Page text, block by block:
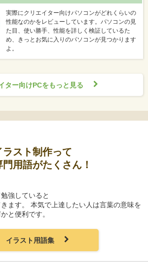
実際にクリエイター向けパソコンがどれくらいの
性能なのかをレビューしています。パソコンの見
た目、使い勝手、性能を詳しく検証しているた
め、きっとお気に入りのパソコンが見つかります
よ。
ター向けPCをもっと見る
ラスト制作って
門用語がたくさん！
強していると
ます。
本気で上達したい人は言葉の意味を
と便利です。
イラスト用語集